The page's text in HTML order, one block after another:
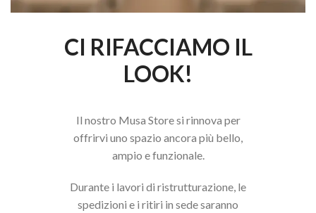
CI RIFACCIAMO IL
LOOK!
Il nostro Musa Store si rinnova per
offrirvi uno spazio ancora più bello,
ampio e funzionale.
Durante i lavori di ristrutturazione, le
spedizioni e i ritiri in sede saranno